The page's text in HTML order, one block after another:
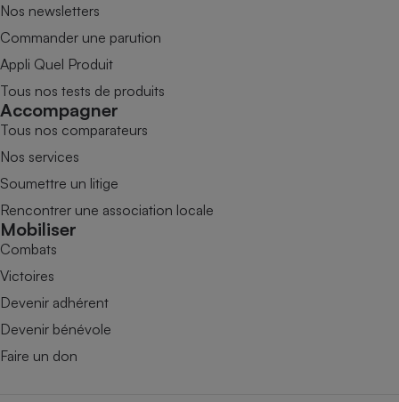
Nos newsletters
Commander une parution
Appli Quel Produit
Tous nos tests de produits
Accompagner
Tous nos comparateurs
Nos services
Soumettre un litige
Rencontrer une association locale
Mobiliser
Combats
Victoires
Devenir adhérent
Devenir bénévole
Faire un don